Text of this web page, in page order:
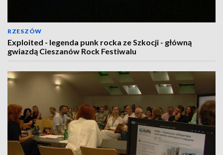
RZESZÓW
Exploited - legenda punk rocka ze Szkocji - główną
gwiazdą Cieszanów Rock Festiwalu